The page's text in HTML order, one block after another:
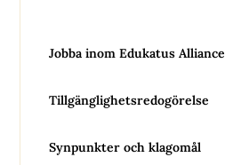
Jobba inom Edukatus Alliance
Tillgänglighetsredogörelse
Synpunkter och klagomål